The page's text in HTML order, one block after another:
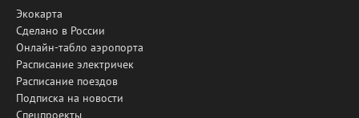
Экокарта
Сделано в России
Онлайн-табло аэропорта
Расписание электричек
Расписание поездов
Подписка на новости
Спецпроекты